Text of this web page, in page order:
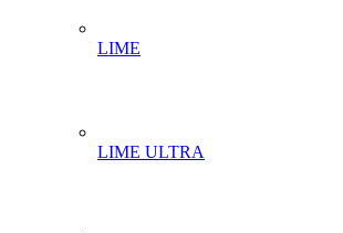
LIME
LIME ULTRA